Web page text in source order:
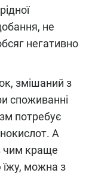
не
негативно
змішаний з
споживанні
потребує
А
чим краще
їжу, можна з